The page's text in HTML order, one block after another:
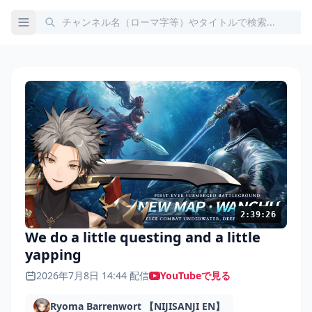
2:39:26
We do a little questing and a little
yapping
2026年7月8日 14:44 配信 YouTubeで見る
Ryoma Barrenwort 【NIJISANJI EN】